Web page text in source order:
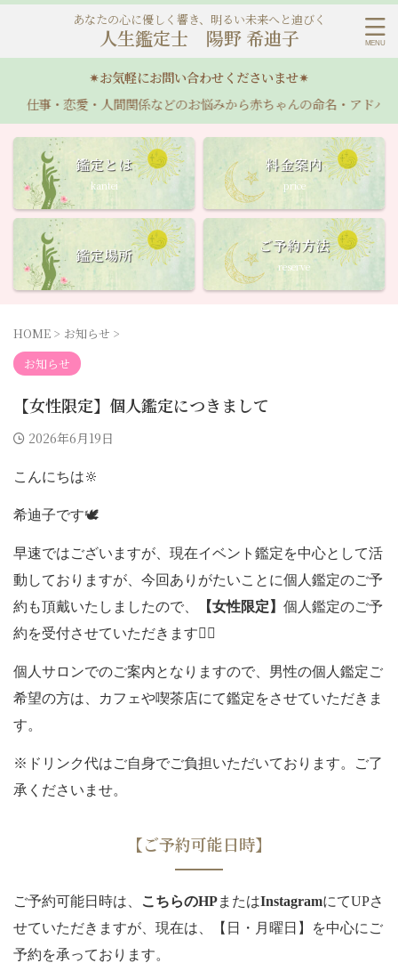
あなたの心に優しく響き、明るい未来へと迪びく
人生鑑定士 陽野 希迪子
✴︎お気軽にお問い合わせくださいませ✴︎
恋愛・人間関係などのお悩みから赤ちゃんの命名・アドバイスまで
鑑定とは
kantei
料金案内
price
鑑定場所 ご予約方法
reserve
HOME > お知らせ >
お知らせ
【女性限定】個人鑑定につきまして
2026年6月19日
こんにちは🔆
希迪子です🕊️
早速ではございますが、現在イベント鑑定を中心として活
動しておりますが、今回ありがたいことに個人鑑定のご予
約も頂戴いたしましたので、
【女性限定】 個人鑑定のご予
約を受付させていただきます🙇‍♀️
個人サロンでのご案内となりますので、男性の個人鑑定ご
希望の方は、カフェや喫茶店にて鑑定をさせていただきま
す。
※ドリンク代はご自身でご負担いただいております。ご了
承くださいませ。
【ご予約可能日時】
ご予約可能日時は、 こちらのHPまたはInstagramにてUPさ
せていただきますが、現在は、【日・月曜日】を中心にご
予約を承っております。